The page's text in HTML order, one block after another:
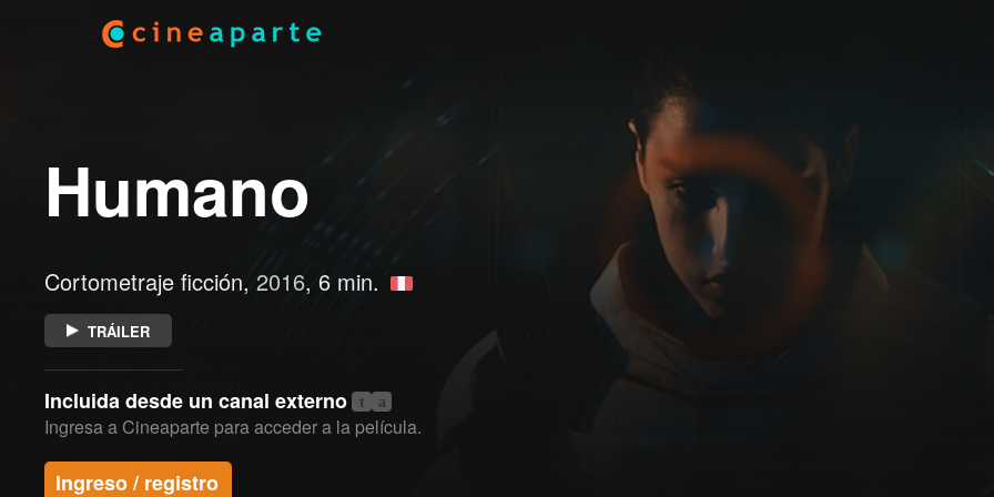
Humano
Cortometraje ficción, 2016, 6 min.
TRÁILER
Incluida desde un canal externo t a
Ingresa a Cineaparte para acceder a la película.
Ingreso / registro